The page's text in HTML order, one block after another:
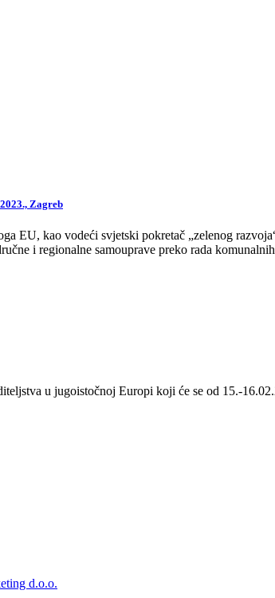
Zagreb
EU, kao vodeći svjetski pokretač „zelenog
i regionalne samouprave preko rada
u jugoistočnoj Europi koji će se od 15.-
d.o.o.